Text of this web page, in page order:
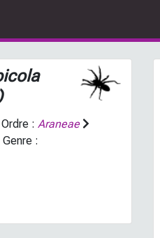
Ordre : Araneae
Genre :